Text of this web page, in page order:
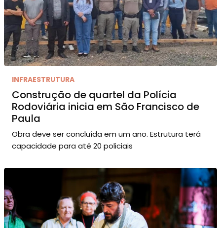
INFRAESTRUTURA
Construção de quartel da Polícia
Rodoviária inicia em São Francisco de
Paula
Obra deve ser concluída em um ano. Estrutura terá
capacidade para até 20 policiais